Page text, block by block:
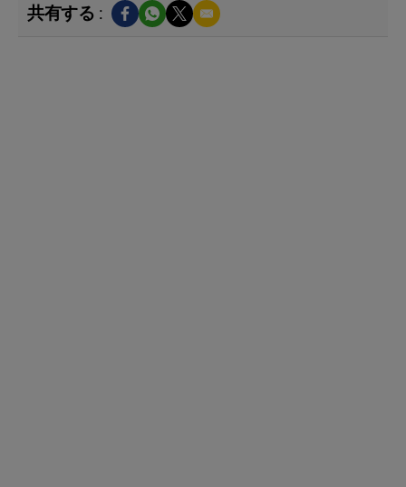
共有する :